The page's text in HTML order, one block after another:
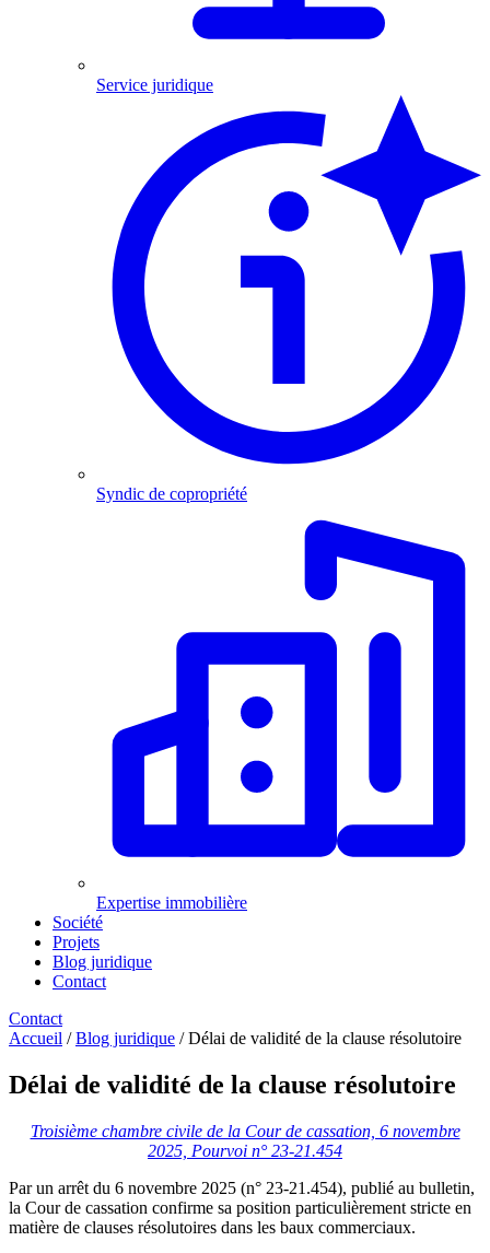
Service juridique
Syndic de copropriété
Expertise immobilière
Société
Projets
Blog juridique
Contact
Contact
Accueil / Blog juridique / Délai de validité de la clause résolutoire
Délai de validité de la clause résolutoire
Troisième chambre civile de la Cour de cassation, 6 novembre
2025, Pourvoi n° 23-21.454
Par un arrêt du 6 novembre 2025 (n° 23-21.454), publié au bulletin,
la Cour de cassation confirme sa position particulièrement stricte en
matière de clauses résolutoires dans les baux commerciaux.